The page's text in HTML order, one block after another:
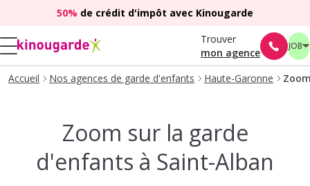
50% de crédit d'impôt avec Kinougarde
Trouver
mon agence
JOB
Accueil Nos agences de garde d'enfants Haute-Garonne
Zoom sur la garde
d'enfants à Saint-Alban